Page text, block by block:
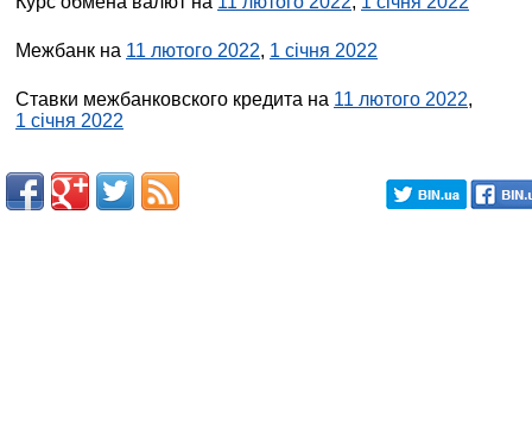
Межбанк на 11 лютого 2022, 1 січня 2022
Ставки межбанковского кредита на 11 лютого 2022,
1 січня 2022